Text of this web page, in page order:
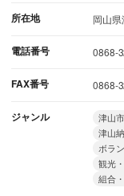
所在地 岡山
電話番号 0868-
FAX番号 0868-
ジャンル
津山市
津山
ボラ
観光
組合